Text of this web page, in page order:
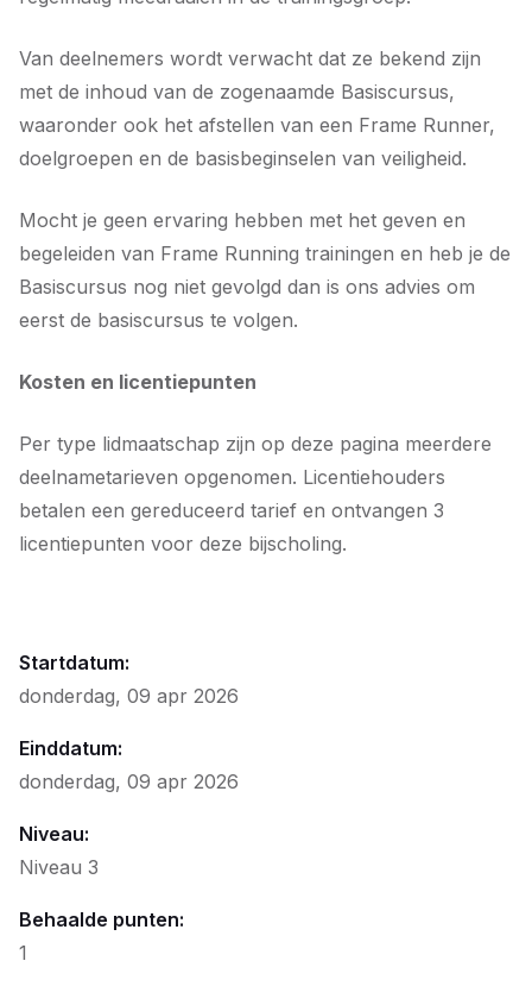
Van deelnemers wordt verwacht dat ze bekend zijn
met de inhoud van de zogenaamde Basiscursus,
waaronder ook het afstellen van een Frame Runner,
doelgroepen en de basisbeginselen van veiligheid.
Mocht je geen ervaring hebben met het geven en
begeleiden van Frame Running trainingen en heb je de
Basiscursus nog niet gevolgd dan is ons advies om
eerst de basiscursus te volgen.
Kosten en licentiepunten
Per type lidmaatschap zijn op deze pagina meerdere
deelnametarieven opgenomen. Licentiehouders
betalen een gereduceerd tarief en ontvangen 3
licentiepunten voor deze bijscholing.
Startdatum:
donderdag, 09 apr 2026
Einddatum:
donderdag, 09 apr 2026
Niveau:
Niveau 3
Behaalde punten:
1